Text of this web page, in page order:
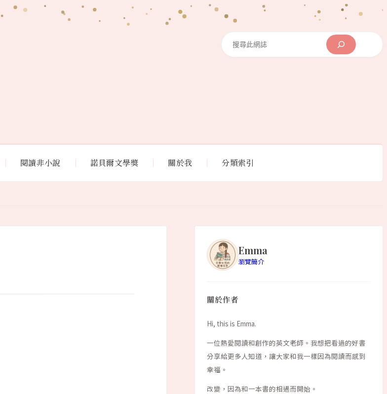
Search
閱讀非小說 諾貝爾文學獎 關於我 分類索引
Emma
瀏覽簡介
關於作者
Hi, this is Emma.
一位熱愛閱讀和創作的英文老師。我想把看過的好書
分享給更多人知道，讓大家和我一樣因為閱讀而感到
幸福。
改變，因為和一本書的相遇而開始。